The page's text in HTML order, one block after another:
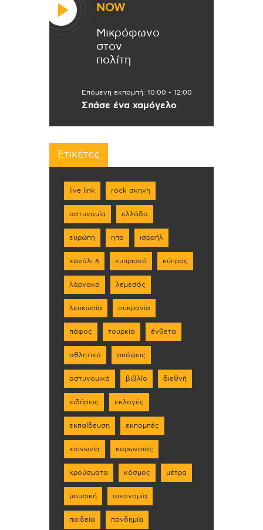
NOW
Μικρόφωνο
στον
πολίτη
Επόμενη εκπομπή: 10:00 - 12:00
Σπάσε ένα χαμόγελο
Ετικέτες
live link rock σκηνη
αστυνομία ελλάδα
ευρώπη ηπα ισραήλ
κανάλι 6 κυπριακό κύπρος
λάρνακα λεμεσός
λευκωσία ουκρανία
πάφος τουρκία ένθετα
αθλητικά απόψεις
αστυνομικά βιβλίο διεθνή
ειδήσεις εκλογές
εκπαίδευση εκπομπές
κοινωνία κορωνοϊός
κρούσματα κόσμος μέτρα
μουσική οικονομία
παιδεία πανδημία